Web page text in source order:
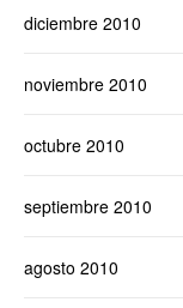
diciembre 2010
noviembre 2010
octubre 2010
septiembre 2010
agosto 2010